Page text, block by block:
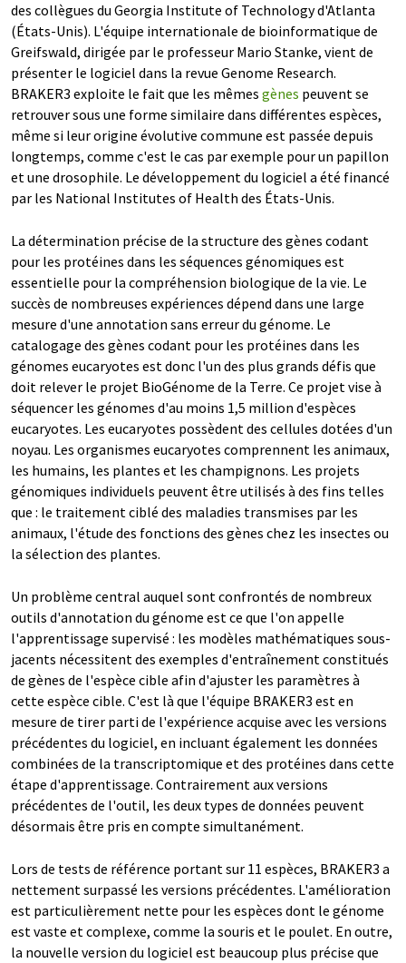
des collègues du Georgia Institute of Technology d'Atlanta
(États-Unis). L'équipe internationale de bioinformatique de
Greifswald, dirigée par le professeur Mario Stanke, vient de
présenter le logiciel dans la revue Genome Research.
BRAKER3 exploite le fait que les mêmes gènes peuvent se
retrouver sous une forme similaire dans différentes espèces,
même si leur origine évolutive commune est passée depuis
longtemps, comme c'est le cas par exemple pour un papillon
et une drosophile. Le développement du logiciel a été financé
par les National Institutes of Health des États-Unis.
La détermination précise de la structure des gènes codant
pour les protéines dans les séquences génomiques est
essentielle pour la compréhension biologique de la vie. Le
succès de nombreuses expériences dépend dans une large
mesure d'une annotation sans erreur du génome. Le
catalogage des gènes codant pour les protéines dans les
génomes eucaryotes est donc l'un des plus grands défis que
doit relever le projet BioGénome de la Terre. Ce projet vise à
séquencer les génomes d'au moins 1,5 million d'espèces
eucaryotes. Les eucaryotes possèdent des cellules dotées d'un
noyau. Les organismes eucaryotes comprennent les animaux,
les humains, les plantes et les champignons. Les projets
génomiques individuels peuvent être utilisés à des fins telles
que : le traitement ciblé des maladies transmises par les
animaux, l'étude des fonctions des gènes chez les insectes ou
la sélection des plantes.
Un problème central auquel sont confrontés de nombreux
outils d'annotation du génome est ce que l'on appelle
l'apprentissage supervisé : les modèles mathématiques sous-
jacents nécessitent des exemples d'entraînement constitués
de gènes de l'espèce cible afin d'ajuster les paramètres à
cette espèce cible. C'est là que l'équipe BRAKER3 est en
mesure de tirer parti de l'expérience acquise avec les versions
précédentes du logiciel, en incluant également les données
combinées de la transcriptomique et des protéines dans cette
étape d'apprentissage. Contrairement aux versions
précédentes de l'outil, les deux types de données peuvent
désormais être pris en compte simultanément.
Lors de tests de référence portant sur 11 espèces, BRAKER3 a
nettement surpassé les versions précédentes. L'amélioration
est particulièrement nette pour les espèces dont le génome
est vaste et complexe, comme la souris et le poulet. En outre,
la nouvelle version du logiciel est beaucoup plus précise que